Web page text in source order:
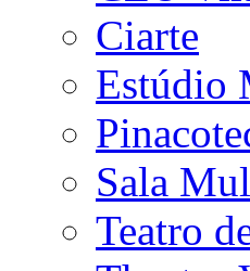
Ciarte
Estúdio
Sala
Teatro